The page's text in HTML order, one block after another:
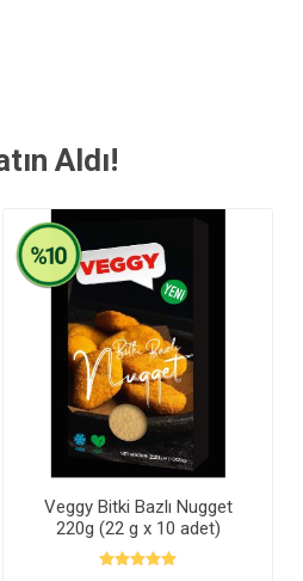
Aldı!
Veggy Bitki Bazlı Nugget
220g (22 g x 10 adet)